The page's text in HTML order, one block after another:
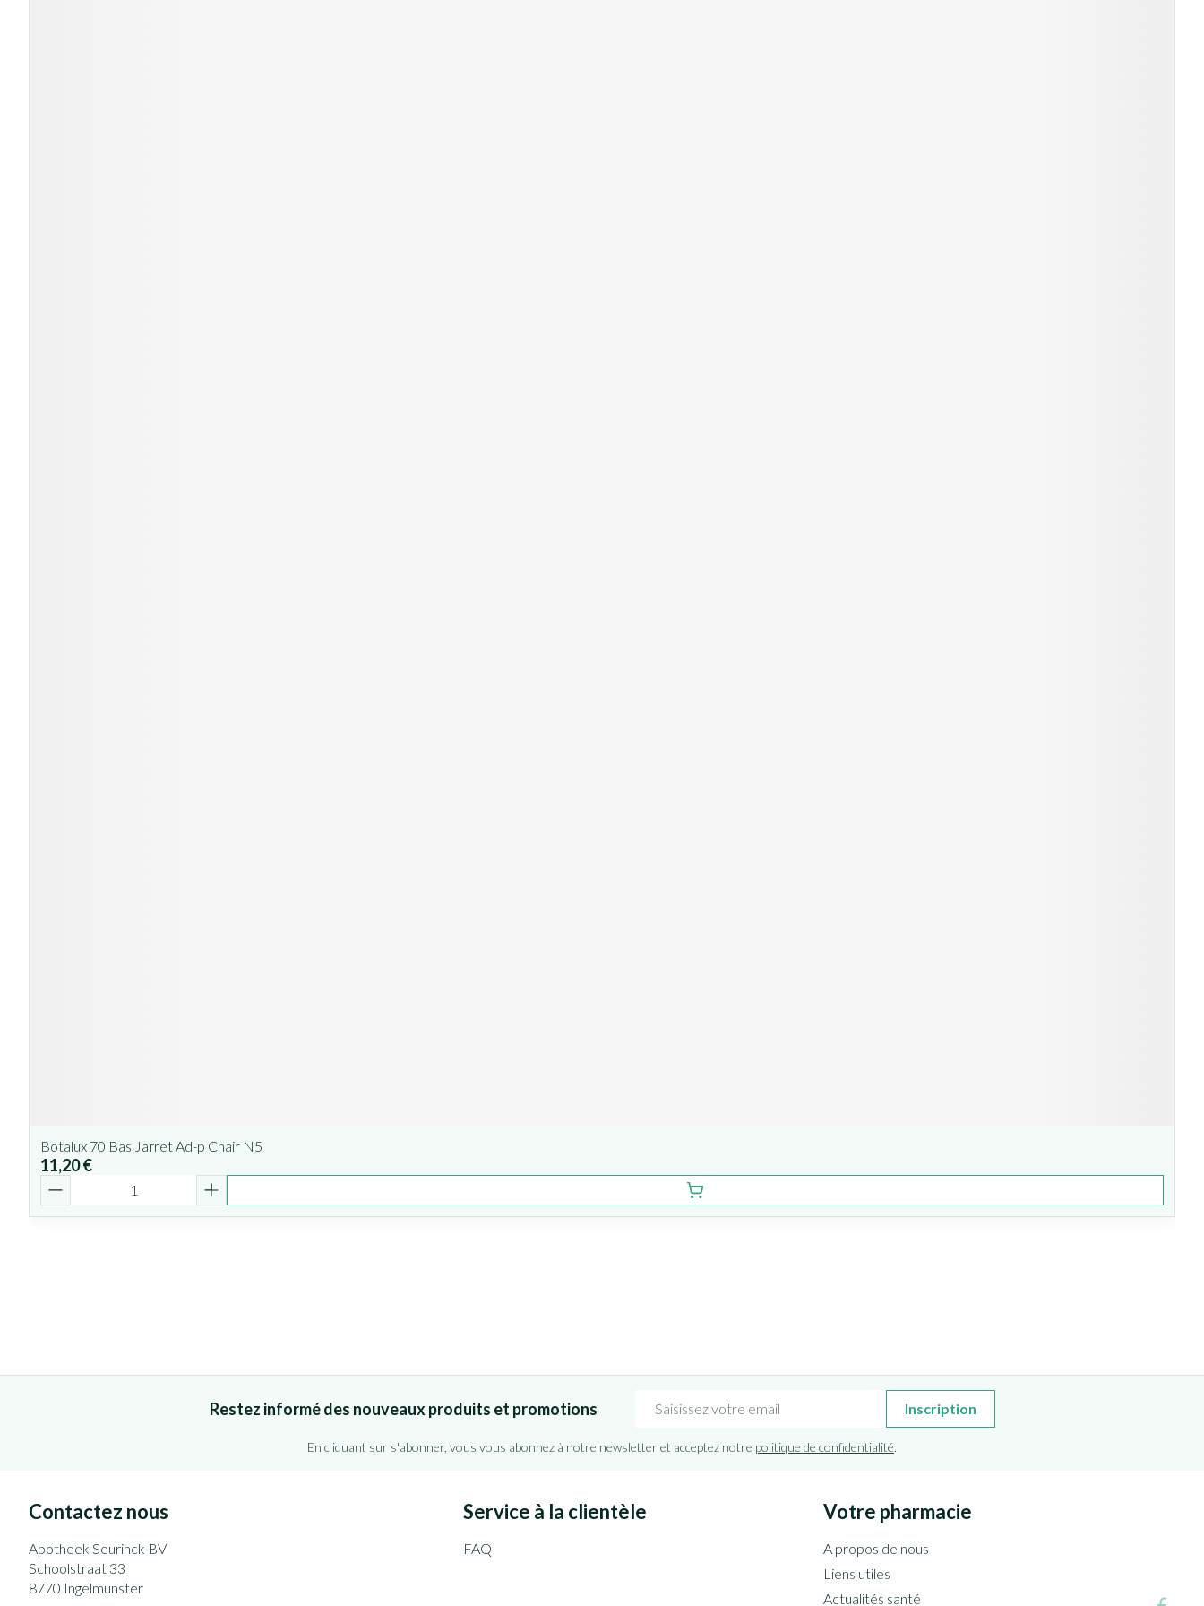
Botalux 70 Bas Jarret Ad-p Chair N5
11,20 €
Restez informé des nouveaux produits et promotions Inscription
En cliquant sur s'abonner, vous vous abonnez à notre newsletter et acceptez notre politique de confidentialité.
Contactez nous
Apotheek Seurinck BV
Schoolstraat 33
8770 Ingelmunster
Service à la clientèle
FAQ
Votre pharmacie
A propos de nous
Liens utiles
Actualités santé